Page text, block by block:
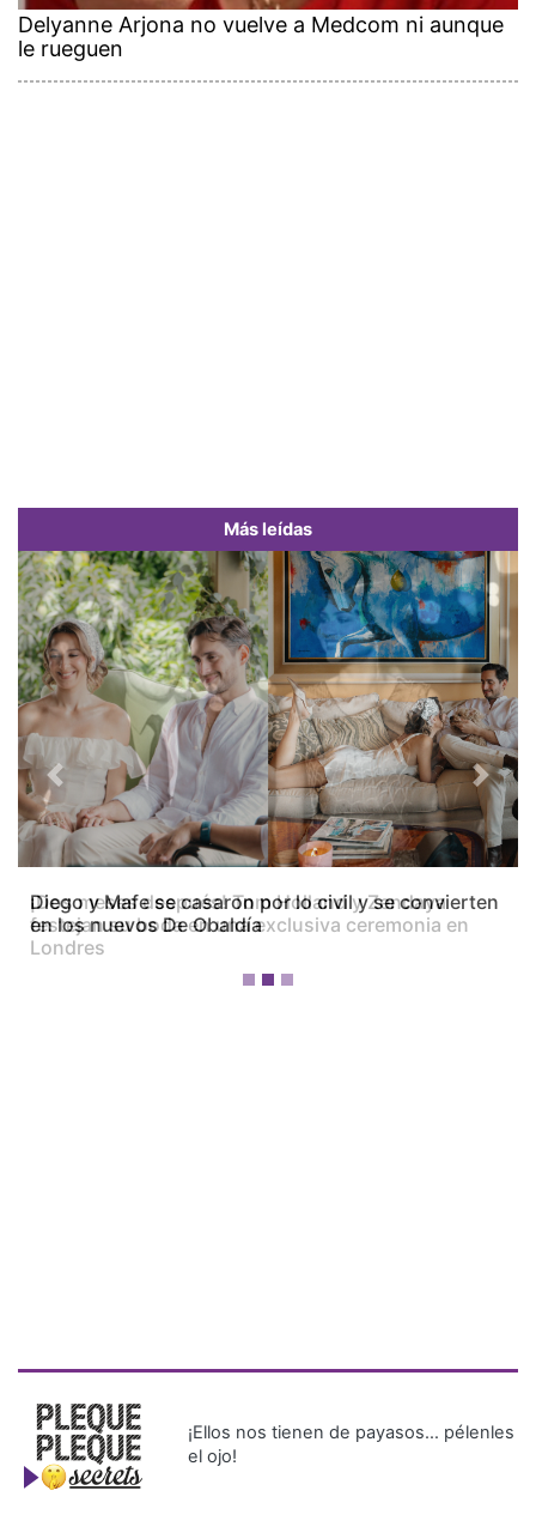
Delyanne Arjona no vuelve a Medcom ni aunque
le rueguen
Más leídas
Diego y Mafe se casaron por lo civil y se convierten
en los nuevos De Obaldía
Previous Next
el ojo!